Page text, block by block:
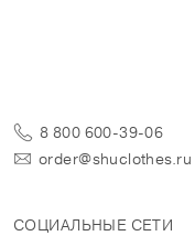
8 800 600-39-06
order@shuclothes.ru
СОЦИАЛЬНЫЕ СЕТИ